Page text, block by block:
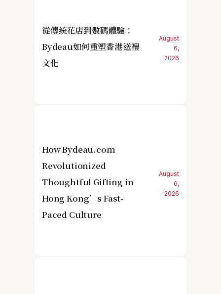
從傳統花店到數碼體驗：
Bydeau如何重塑香港送禮
文化
August
6,
2026
How Bydeau.com
Revolutionized
Thoughtful Gifting in
Hong Kong’s Fast-
Paced Culture
August
6,
2026